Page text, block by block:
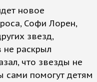
новое
Софи Лорен,
звезд,
раскрыл
что звезды не
сами помогут детям